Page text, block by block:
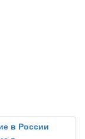
в России